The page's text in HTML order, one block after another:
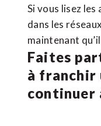
Si vous lisez
dans les
maintenant
Faites
à franchir
continuer